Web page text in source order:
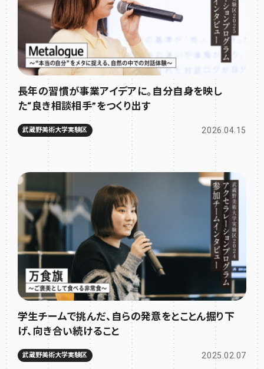
長年の習慣が事業アイデアに。自分自身を映し
た“良き相談相手”をつくり出す
武蔵野美術大学実験区 2026.04.15
学生チームで挑んだ、自らの発意をとことん掘り下
げ、向き合い続けること
武蔵野美術大学実験区 2025.02.07